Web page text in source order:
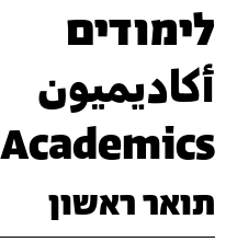
לימודים
أكاديميون
Academics
תואר ראשון